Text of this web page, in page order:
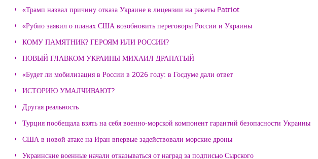
«Трамп назвал причину отказа Украине в лицензии на ракеты Patriot
«Рубио заявил о планах США возобновить переговоры России и Украины
КОМУ ПАМЯТНИК? ГЕРОЯМ ИЛИ РОССИИ?
НОВЫЙ ГЛАВКОМ УКРАИНЫ МИХАИЛ ДРАПАТЫЙ
«Будет ли мобилизация в России в 2026 году: в Госдуме дали ответ
ИСТОРИЮ УМАЛЧИВАЮТ?
Другая реальность
Турция пообещала взять на себя военно-морской компонент гарантий безопасности Украины
США в новой атаке на Иран впервые задействовали морские дроны
Украинские военные начали отказываться от наград за подписью Сырского